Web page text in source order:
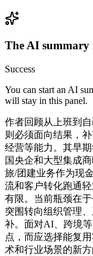
The AI summary
Success
You can start an AI
will stay in this panel.
作者回顾从上班到
则必须面向结果，
经营等能力。其早
国央企和大型集成
旅/团建业务作为现
流和客户转化跑通
有限。当前瓶颈在
突围转向组织管理
补。面对AI、跨境
点，而应选择能复
术和行业场景的新方